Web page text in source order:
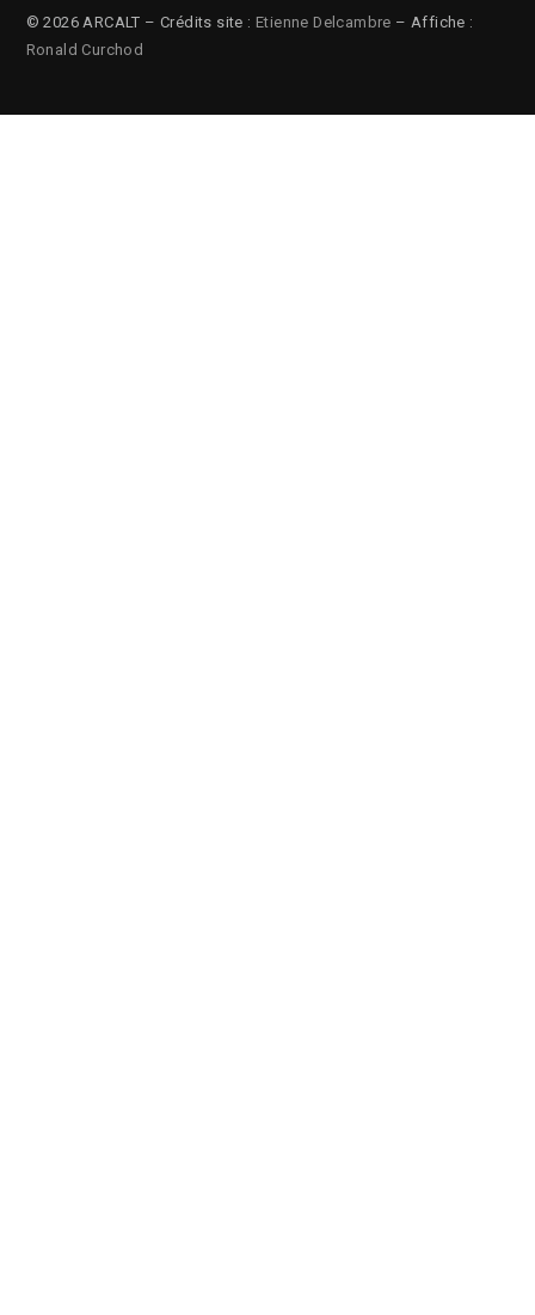
© 2026 ARCALT – Crédits site : Etienne Delcambre – Affiche :
Ronald Curchod